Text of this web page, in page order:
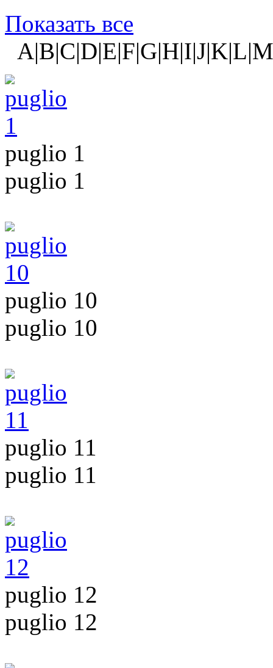
Показать все
puglio 1
puglio 1
puglio 10
puglio 10
puglio 11
puglio 11
puglio 12
puglio 12